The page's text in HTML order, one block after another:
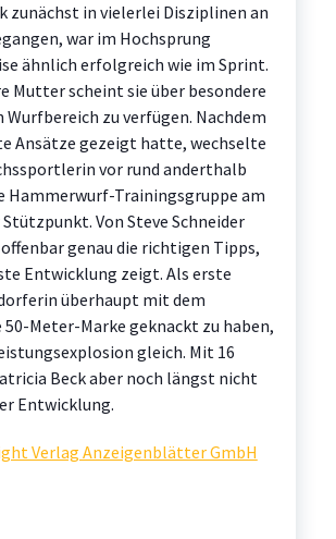
zunächst in vielerlei Disziplinen an
war im Hochsprung
ähnlich erfolgreich wie im Sprint.
Mutter scheint sie über besondere
Wurfbereich zu verfügen. Nachdem
Ansätze gezeigt hatte, wechselte
vor rund anderthalb
Hammerwurf-Trainingsgruppe am
Von Steve Schneider
genau die richtigen Tipps,
Entwicklung zeigt. Als erste
überhaupt mit dem
50-Meter-Marke geknackt zu haben,
gleich. Mit 16
Beck aber noch längst nicht
Entwicklung.
Verlag Anzeigenblätter GmbH